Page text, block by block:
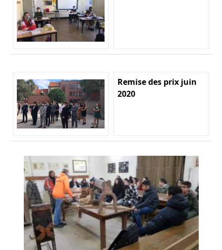
Remise des prix juin
2020